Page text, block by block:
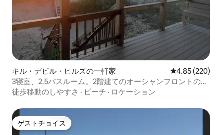
キル・デビル・ヒルズの一軒家 レビュー220
4.85 (220)
3寝室、2.5バスルーム。2階建てのオーシャンフロントの
家。
徒歩移動のしやすさ · ビーチ · ロケーション
ゲストチョイス
ゲストチョイス